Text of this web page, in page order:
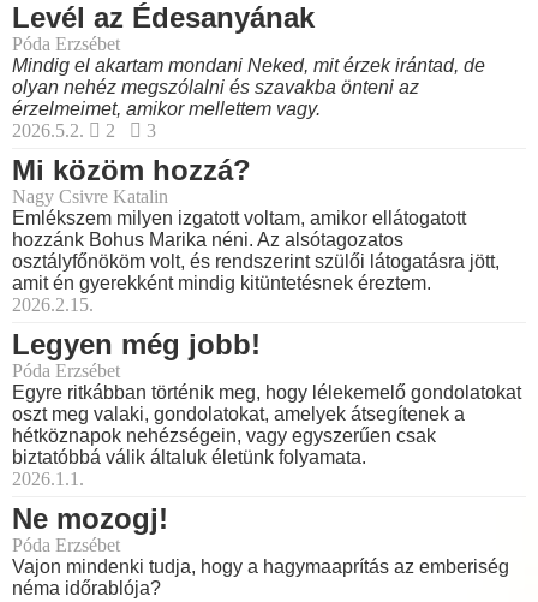
Levél az Édesanyának
Póda Erzsébet
Mindig el akartam mondani Neked, mit érzek irántad, de
olyan nehéz megszólalni és szavakba önteni az
érzelmeimet, amikor mellettem vagy.
2026.5.2.
2 3
Mi közöm hozzá?
Nagy Csivre Katalin
Emlékszem milyen izgatott voltam, amikor ellátogatott
hozzánk Bohus Marika néni. Az alsótagozatos
osztályfőnököm volt, és rendszerint szülői látogatásra jött,
amit én gyerekként mindig kitüntetésnek éreztem.
2026.2.15.
Legyen még jobb!
Póda Erzsébet
Egyre ritkábban történik meg, hogy lélekemelő gondolatokat
oszt meg valaki, gondolatokat, amelyek átsegítenek a
hétköznapok nehézségein, vagy egyszerűen csak
biztatóbbá válik általuk életünk folyamata.
2026.1.1.
Ne mozogj!
Póda Erzsébet
Vajon mindenki tudja, hogy a hagymaaprítás az emberiség
néma időrablója?